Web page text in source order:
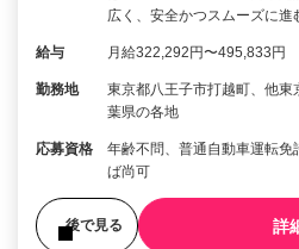
広く、安全かつスムーズに
給与 月給322,292円〜495,833
勤務地
東京都八王子市打越町、他
葉県の各地
応募資格
年齢不問、普通自動車運転
ば尚可
後で見る 詳